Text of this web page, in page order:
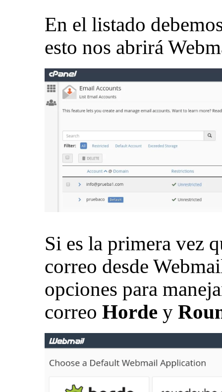
En el listado
esto nos abrirá
Si es la primera vez
correo desde
opciones para
correo Horde y